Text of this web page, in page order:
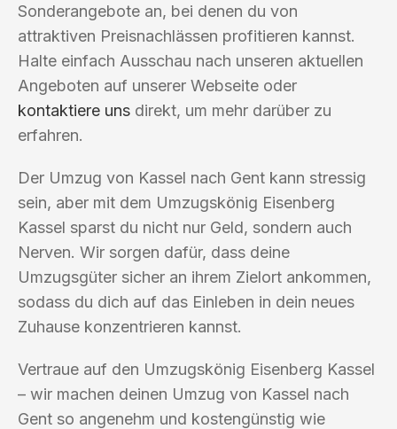
Sonderangebote an, bei denen du von
attraktiven Preisnachlässen profitieren kannst.
Halte einfach Ausschau nach unseren aktuellen
Angeboten auf unserer Webseite oder
kontaktiere uns direkt, um mehr darüber zu
erfahren.
Der Umzug von Kassel nach Gent kann stressig
sein, aber mit dem Umzugskönig Eisenberg
Kassel sparst du nicht nur Geld, sondern auch
Nerven. Wir sorgen dafür, dass deine
Umzugsgüter sicher an ihrem Zielort ankommen,
sodass du dich auf das Einleben in dein neues
Zuhause konzentrieren kannst.
Vertraue auf den Umzugskönig Eisenberg Kassel
– wir machen deinen Umzug von Kassel nach
Gent so angenehm und kostengünstig wie